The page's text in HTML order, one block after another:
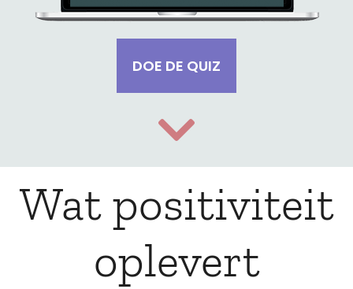
DOE DE QUIZ
Wat positiviteit
oplevert